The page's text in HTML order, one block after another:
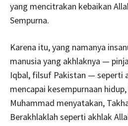
yang mencitrakan kebaikan
Sempurna.
Karena itu, yang namanya
manusia yang akhlaknya —
Iqbal, filsuf Pakistan — seperti
mencapai kesempurnaan
Muhammad menyatakan,
Berakhlaklah seperti akhlak